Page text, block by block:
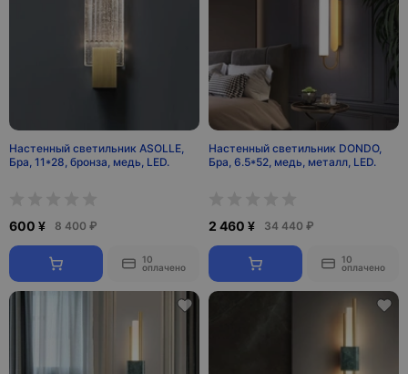
Настенный светильник ASOLLE,
Бра, 11*28, бронза, медь, LED.
600 ¥ 8 400 ₽
10
оплачено
Настенный светильник DONDO,
Бра, 6.5*52, медь, металл, LED.
2 460 ¥ 34 440 ₽
10
оплачено